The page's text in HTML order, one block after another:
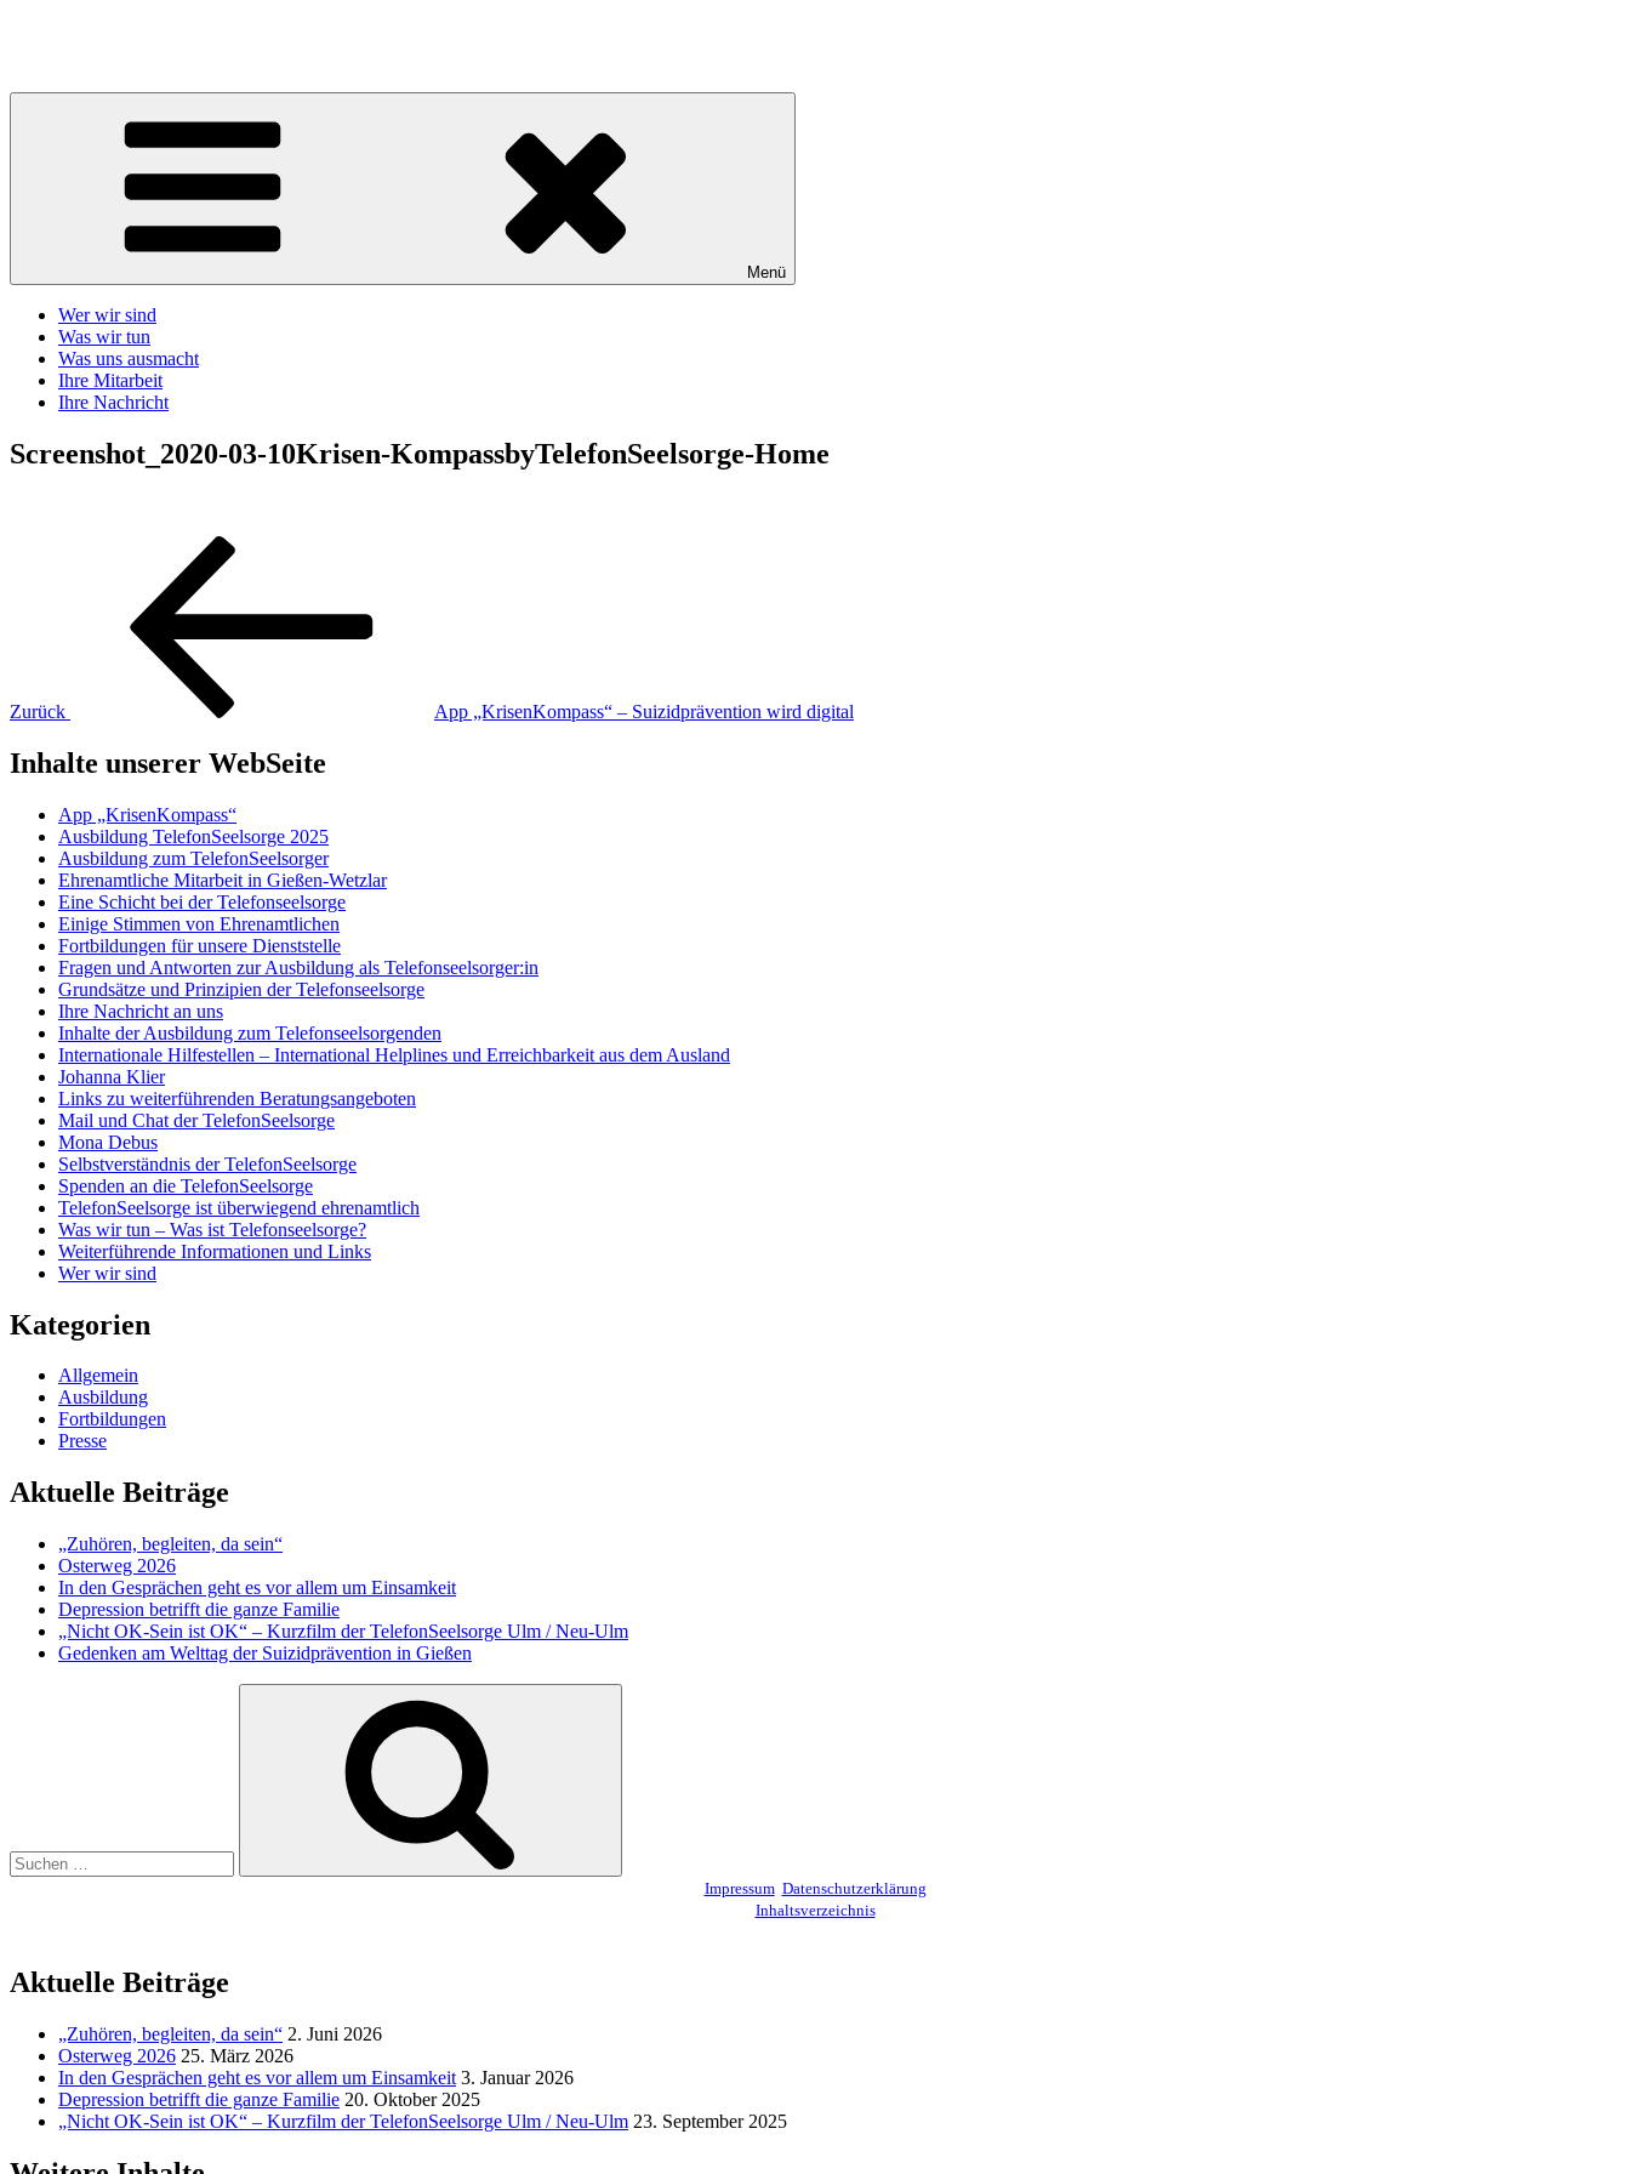
Menü
Wer wir sind
Was wir tun
Was uns ausmacht
Ihre Mitarbeit
Ihre Nachricht
Screenshot_2020-03-10Krisen-KompassbyTelefonSeelsorge-Home
Beitragsnavigation
Zurück App „KrisenKompass“ – Suizidprävention wird digital
Inhalte unserer WebSeite
App „KrisenKompass“
Ausbildung TelefonSeelsorge 2025
Ausbildung zum TelefonSeelsorger
Ehrenamtliche Mitarbeit in Gießen-Wetzlar
Eine Schicht bei der Telefonseelsorge
Einige Stimmen von Ehrenamtlichen
Fortbildungen für unsere Dienststelle
Fragen und Antworten zur Ausbildung als Telefonseelsorger:in
Grundsätze und Prinzipien der Telefonseelsorge
Ihre Nachricht an uns
Inhalte der Ausbildung zum Telefonseelsorgenden
Internationale Hilfestellen – International Helplines und Erreichbarkeit aus dem Ausland
Johanna Klier
Links zu weiterführenden Beratungsangeboten
Mail und Chat der TelefonSeelsorge
Mona Debus
Selbstverständnis der TelefonSeelsorge
Spenden an die TelefonSeelsorge
TelefonSeelsorge ist überwiegend ehrenamtlich
Was wir tun – Was ist Telefonseelsorge?
Weiterführende Informationen und Links
Wer wir sind
Kategorien
Allgemein
Ausbildung
Fortbildungen
Presse
Aktuelle Beiträge
„Zuhören, begleiten, da sein“
Osterweg 2026
In den Gesprächen geht es vor allem um Einsamkeit
Depression betrifft die ganze Familie
„Nicht OK-Sein ist OK“ – Kurzfilm der TelefonSeelsorge Ulm / Neu-Ulm
Gedenken am Welttag der Suizidprävention in Gießen
Impressum Datenschutzerklärung
Inhaltsverzeichnis
Aktuelle Beiträge
„Zuhören, begleiten, da sein“ 2. Juni 2026
Osterweg 2026 25. März 2026
In den Gesprächen geht es vor allem um Einsamkeit 3. Januar 2026
Depression betrifft die ganze Familie 20. Oktober 2025
„Nicht OK-Sein ist OK“ – Kurzfilm der TelefonSeelsorge Ulm / Neu-Ulm 23. September 2025